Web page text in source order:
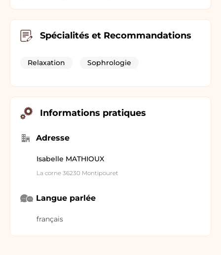
Spécialités et Recommandations
Relaxation Sophrologie
Informations pratiques
Adresse
Isabelle MATHIOUX
La corne 36230 Montipouret
Langue parlée
français